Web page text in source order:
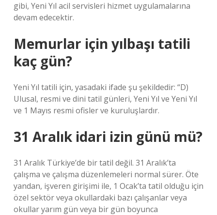
gibi, Yeni Yıl acil servisleri hizmet uygulamalarına
devam edecektir.
Memurlar için yılbaşı tatili
kaç gün?
Yeni Yıl tatili için, yasadaki ifade şu şekildedir: “D)
Ulusal, resmi ve dini tatil günleri, Yeni Yıl ve Yeni Yıl
ve 1 Mayıs resmi ofisler ve kuruluşlardır.
31 Aralık idari izin günü mü?
31 Aralık Türkiye’de bir tatil değil. 31 Aralık’ta
çalışma ve çalışma düzenlemeleri normal sürer. Öte
yandan, işveren girişimi ile, 1 Ocak’ta tatil olduğu için
özel sektör veya okullardaki bazı çalışanlar veya
okullar yarım gün veya bir gün boyunca